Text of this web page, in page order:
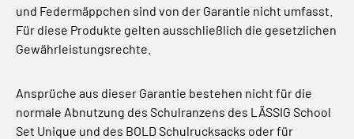
und Federmäppchen sind von der Garantie nicht umfasst.
Für diese Produkte gelten ausschließlich die gesetzlichen
Gewährleistungsrechte.
Ansprüche aus dieser Garantie bestehen nicht für die
normale Abnutzung des Schulranzens des LÄSSIG School
Set Unique und des BOLD Schulrucksacks oder für